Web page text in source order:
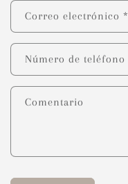
Correo electrónico *
Número de teléfono
Comentario